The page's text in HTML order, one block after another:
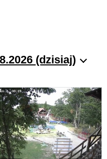
(dzisiaj)